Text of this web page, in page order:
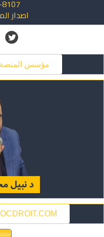
اصدار
THE FOUNDER - مؤسس المنصة